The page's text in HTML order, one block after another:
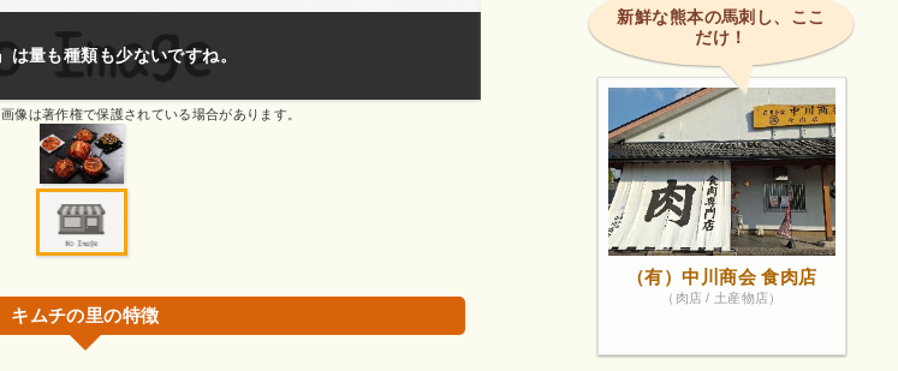
画像は著作権で保護されている場合があります。
皆さんも投稿しているように『キムチ』は量も種
画像は著作権
キムチの里の特徴
新鮮な熊本の馬刺し、ここ
だけ！
（有）中川商会 食肉店
（肉店 / 土産物店）